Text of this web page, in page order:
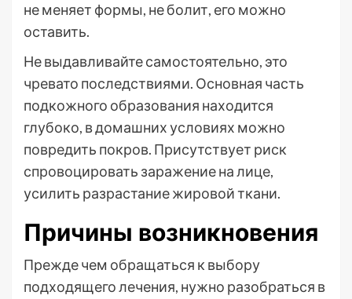
не меняет формы, не болит, его можно
оставить.
Не выдавливайте самостоятельно, это
чревато последствиями. Основная часть
подкожного образования находится
глубоко, в домашних условиях можно
повредить покров. Присутствует риск
спровоцировать заражение на лице,
усилить разрастание жировой ткани.
Причины возникновения
Прежде чем обращаться к выбору
подходящего лечения, нужно разобраться в